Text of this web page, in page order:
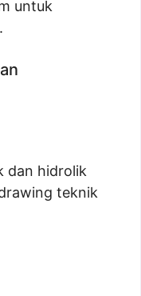
untuk
dan hidrolik
teknik